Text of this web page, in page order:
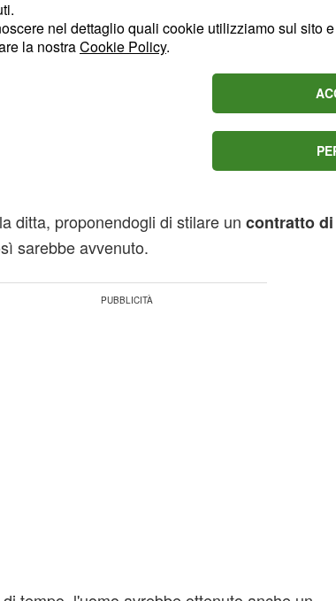
l'azienda allora gestita interamente da Antonio
aggiunto che, in seguito ad un infortunio,
gli avrebbe consigliato di non dire in ospedale
mentre era sul posto di lavoro, altrimenti si
nei guai perché sprovvisto di un regolare
momento, l'operaio si sarebbe rivolto alla
ditta, proponendogli di stilare un contratto di
sarebbe avvenuto.
nel dettaglio quali cookie utilizziamo sul sito
la nostraCookie Policy.